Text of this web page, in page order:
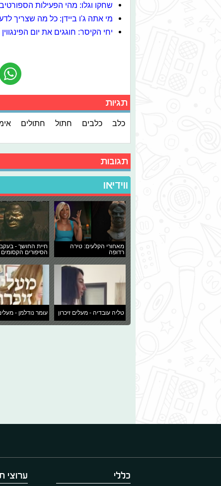
שחקו וגלו: מהי הפעילות
מי אתה ג'ו ביידן: כל מה שצריך
יחי הקיסר: חוגגים את יום
תגיות
כלב כלבים חתול חתולים
תגובות
ווידיאו
מאחורי הקלעים: טירה
רדופה
חיית החושך -
הסיפורים הקסומים
טליה עובדיה - מעלים זיכרון עומר נודלמן - מעלים
כללי ערוצי